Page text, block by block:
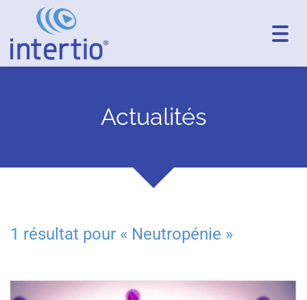
Actualités
1 résultat pour « Neutropénie »